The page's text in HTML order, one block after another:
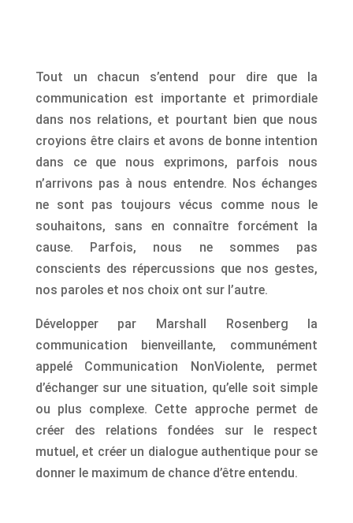
Tout un chacun s’entend pour dire que la
communication est importante et primordiale
dans nos relations, et pourtant bien que nous
croyions être clairs et avons de bonne intention
dans ce que nous exprimons, parfois nous
n’arrivons pas à nous entendre. Nos échanges
ne sont pas toujours vécus comme nous le
souhaitons, sans en connaître forcément la
cause. Parfois, nous ne sommes pas
conscients des répercussions que nos gestes,
nos paroles et nos choix ont sur l’autre.
Développer par Marshall Rosenberg la
communication bienveillante, communément
appelé Communication NonViolente, permet
d’échanger sur une situation, qu’elle soit simple
ou plus complexe. Cette approche permet de
créer des relations fondées sur le respect
mutuel, et créer un dialogue authentique pour se
donner le maximum de chance d’être entendu.